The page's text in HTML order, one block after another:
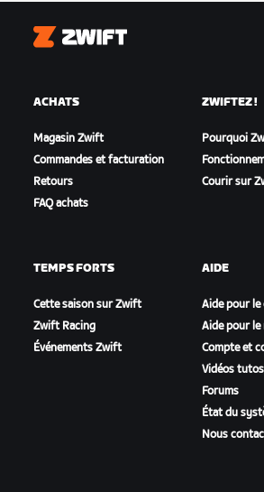
Zwift
ACHATS
Magasin Zwift
Commandes et facturation
Retours
FAQ achats
ZWIFTEZ !
Pourquoi
Courir sur
TEMPS FORTS
Cette saison sur Zwift
Zwift Racing
Événements Zwift
AIDE
Aide pour le
Aide pour
Compte et
Vidéos tutos
Forums
État du
Nous